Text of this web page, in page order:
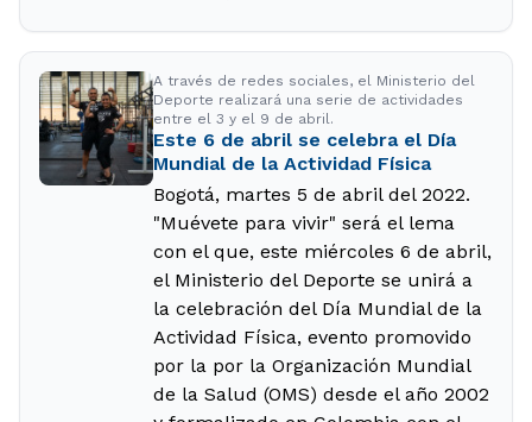
A través de redes sociales, el Ministerio del
Deporte realizará una serie de actividades
entre el 3 y el 9 de abril.
Este 6 de abril se celebra el Día
Mundial de la Actividad Física
Bogotá, martes 5 de abril del 2022.
"Muévete para vivir" será el lema
con el que, este miércoles 6 de abril,
el Ministerio del Deporte se unirá a
la celebración del Día Mundial de la
Actividad Física, evento promovido
por la por la Organización Mundial
de la Salud (OMS) desde el año 2002